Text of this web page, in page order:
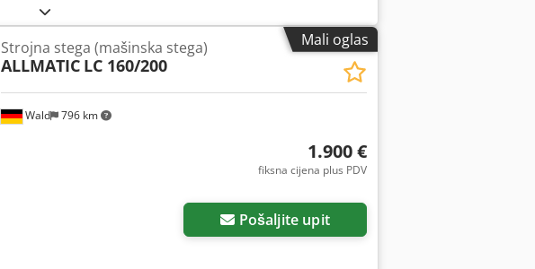
Mali oglas
Wald 796 km
Strojna stega (mašinska stega)
ALLMATIC LC 160/200
1.900 €
fiksna cijena plus PDV
Pošaljite upit